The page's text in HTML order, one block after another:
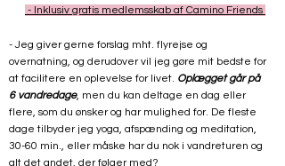
- Inklusiv gratis medlemsskab af Camino Friends
- Jeg giver gerne forslag mht. flyrejse og
overnatning, og derudover vil jeg gøre mit bedste for
at facilitere en oplevelse for livet. Oplægget går på
6 vandredage, men du kan deltage en dag eller
flere, som du ønsker og har mulighed for. De fleste
dage tilbyder jeg yoga, afspænding og meditation,
30-60 min., eller måske har du nok i vandreturen og
alt det andet, der følger med?